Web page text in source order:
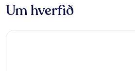
Um hverfið